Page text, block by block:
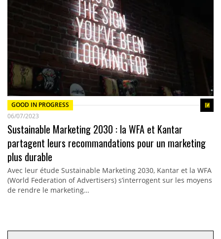
GOOD IN PROGRESS
06/07/2023
Sustainable Marketing 2030 : la WFA et Kantar
partagent leurs recommandations pour un marketing
plus durable
Avec leur étude Sustainable Marketing 2030, Kantar et la WFA
(World Federation of Advertisers) s’interrogent sur les moyens
de rendre le marketing…